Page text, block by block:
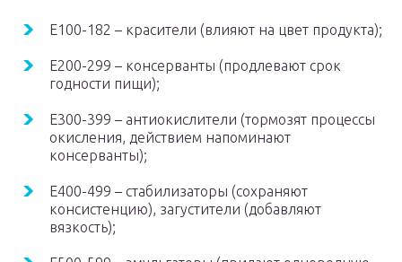
Е100-182 – красители (влияют на цвет продукта);
Е200-299 – консерванты (продлевают срок
годности пищи);
Е300-399 – антиокислители (тормозят процессы
окисления, действием напоминают
консерванты);
Е400-499 – стабилизаторы (сохраняют
консистенцию), загустители (добавляют
вязкость);